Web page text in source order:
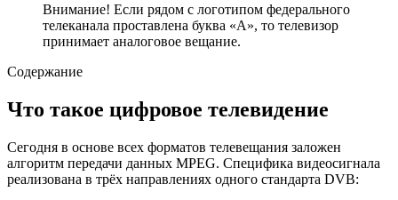
Внимание! Если рядом с логотипом федерального
телеканала проставлена буква «А», то телевизор
принимает аналоговое вещание.
Содержание
Что такое цифровое телевидение
Сегодня в основе всех форматов телевещания заложен
алгоритм передачи данных MPEG. Специфика видеосигнала
реализована в трёх направлениях одного стандарта DVB: